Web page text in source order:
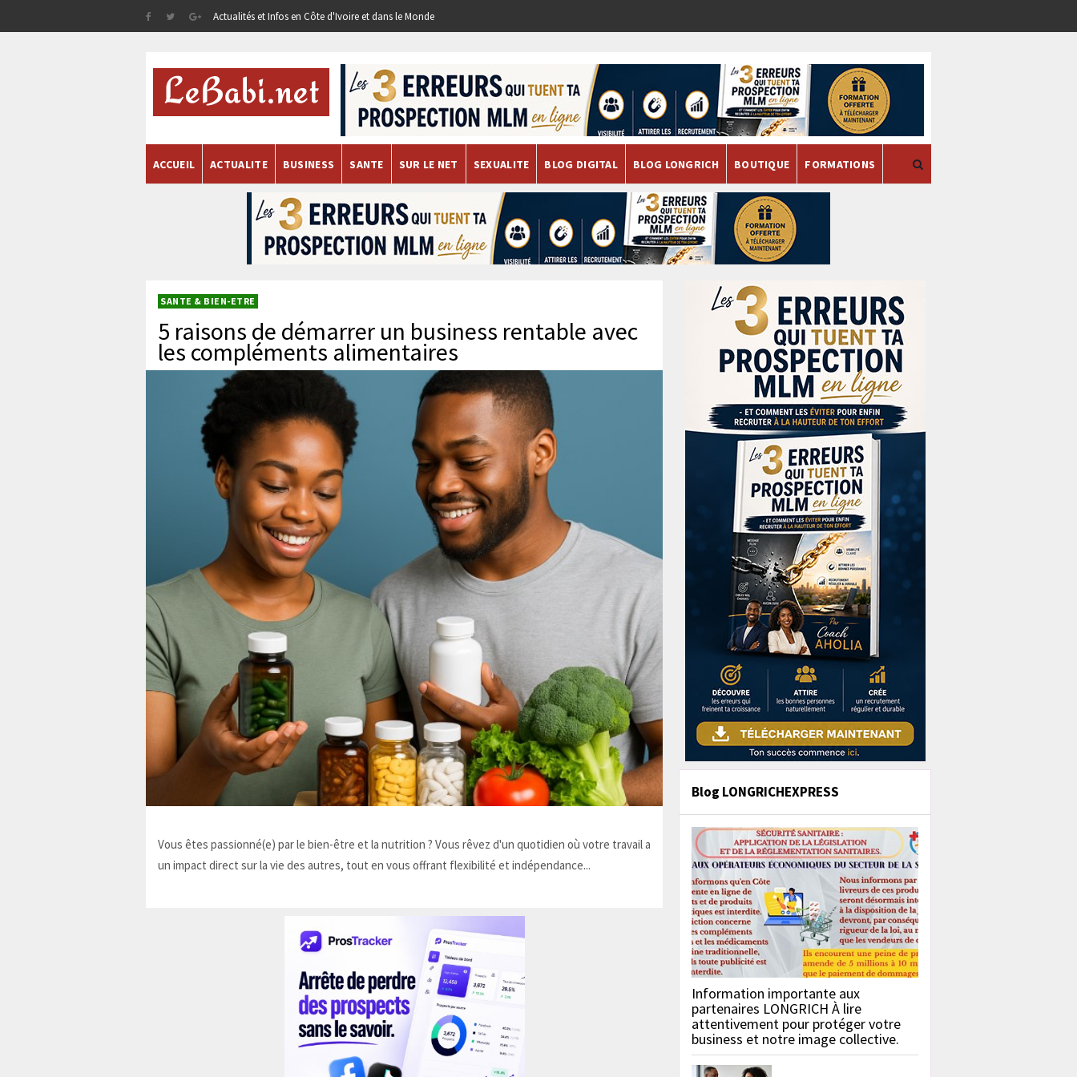
Actualités et Infos en Côte d'Ivoire et dans le Monde
ACCUEIL ACTUALITE BUSINESS SANTE SUR LE NET SEXUALITE BLOG DIGITAL BLOG LONGRICH BOUTIQUE FORMATIONS
SANTE & BIEN-ETRE
5 raisons de démarrer un business rentable avec
les compléments alimentaires
Vous êtes passionné(e) par le bien-être et la nutrition ? Vous rêvez d'un quotidien où votre travail a
un impact direct sur la vie des autres, tout en vous offrant flexibilité et indépendance...
Blog LONGRICHEXPRESS
Information importante aux
partenaires LONGRICH À lire
attentivement pour protéger votre
business et notre image collective.